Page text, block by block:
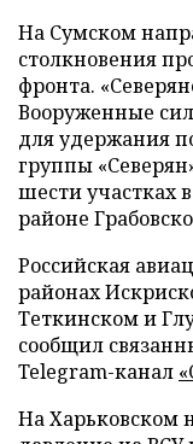
На Сумском
столкновения
фронта.
Вооруженные
для удержания
группы
шести участках
районе
Российская
районах
Теткинском и
сообщил
Telegram-канал
На Харьковском